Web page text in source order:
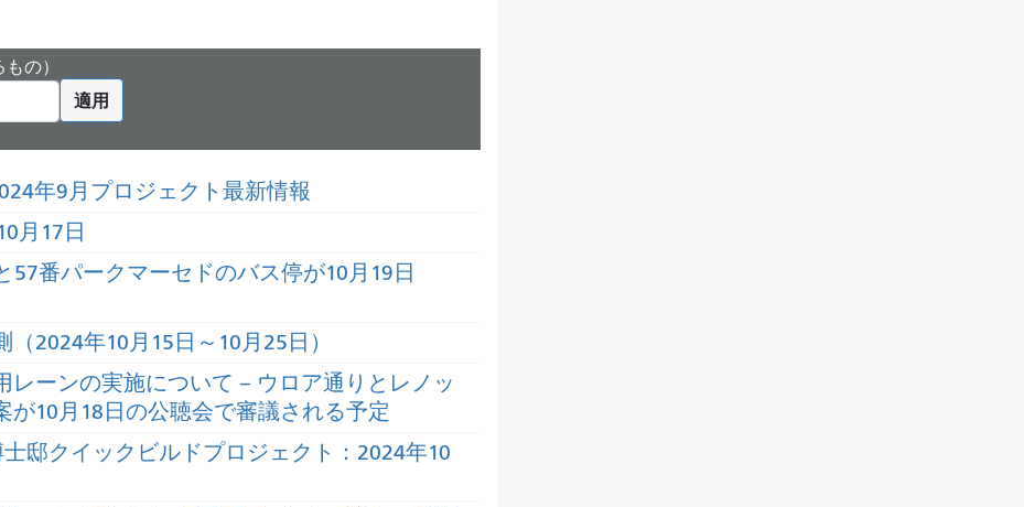
の）
適用
年9月プロジェクト最新情報
月17日
57番パークマーセドのバス停が10月19日
2024年10月15日～10月25日）
ーンの実施について – ウロア通りとレノッ
10月18日の公聴会で審議される予定
邸クイックビルドプロジェクト：2024年10